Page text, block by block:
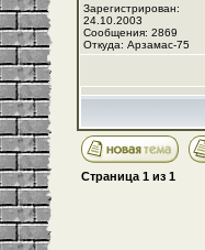
Зарегистрирован:
24.10.2003
Сообщения: 2869
Откуда: Арзамас-75
Страница 1 из 1